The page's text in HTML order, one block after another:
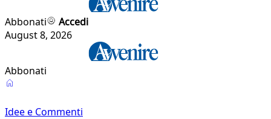
Abbonati
Accedi
August 8, 2026
Abbonati
Idee e Commenti